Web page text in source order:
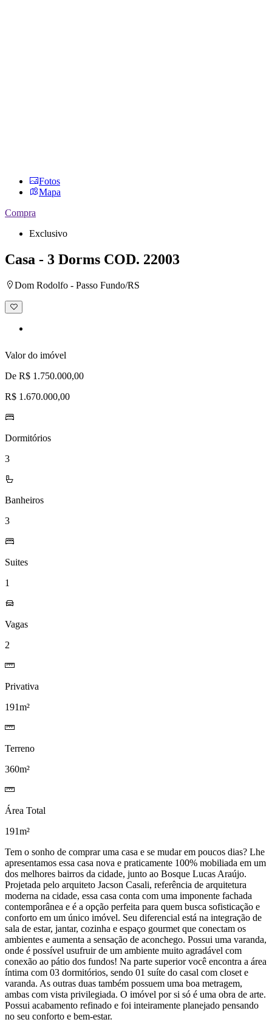
Fotos
Mapa
Compra
Exclusivo
Casa - 3 Dorms COD. 22003
Dom Rodolfo - Passo Fundo/RS
Adicionar
à
Valor do imóvel
De R$ 1.750.000,00
R$ 1.670.000,00
Dormitórios
3
Banheiros
3
Suites
1
Vagas
2
Privativa
191m²
Terreno
360m²
Área Total
191m²
Tem o sonho de comprar uma casa e se mudar em poucos dias? Lhe
apresentamos essa casa nova e praticamente 100% mobiliada em um
dos melhores bairros da cidade, junto ao Bosque Lucas Araújo.
Projetada pelo arquiteto Jacson Casali, referência de arquitetura
moderna na cidade, essa casa conta com uma imponente fachada
contemporânea e é a opção perfeita para quem busca sofisticação e
conforto em um único imóvel. Seu diferencial está na integração de
sala de estar, jantar, cozinha e espaço gourmet que conectam os
ambientes e aumenta a sensação de aconchego. Possui uma varanda,
onde é possível usufruir de um ambiente muito agradável com
conexão ao pátio dos fundos! Na parte superior você encontra a área
íntima com 03 dormitórios, sendo 01 suíte do casal com closet e
varanda. As outras duas também possuem uma boa metragem,
ambas com vista privilegiada. O imóvel por si só é uma obra de arte.
Possui acabamento refinado e foi inteiramente planejado pensando
no seu conforto e bem-estar.